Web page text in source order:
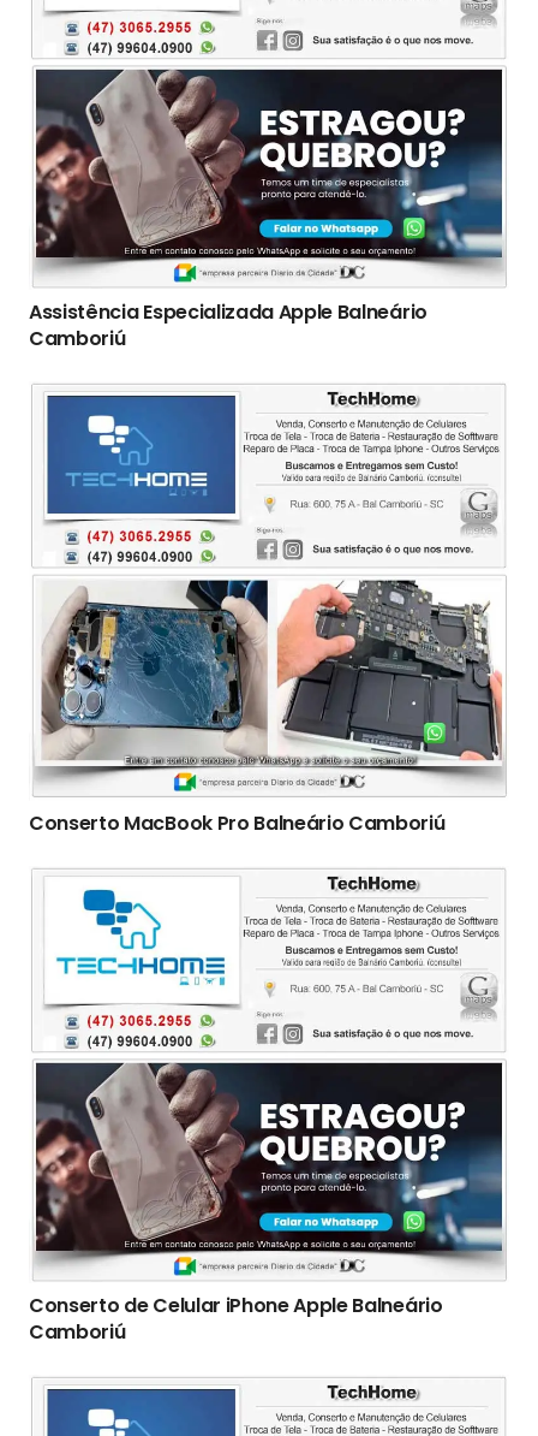
Assistência Especializada Apple Balneário
Camboriú
Conserto ‎MacBook Pro Balneário Camboriú
Conserto de Celular iPhone Apple Balneário
Camboriú